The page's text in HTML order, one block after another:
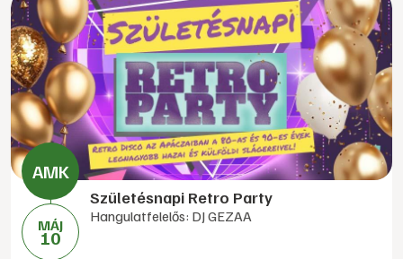
MÁJ
10
Születésnapi Retro Party
Hangulatfelelős: DJ GEZAA